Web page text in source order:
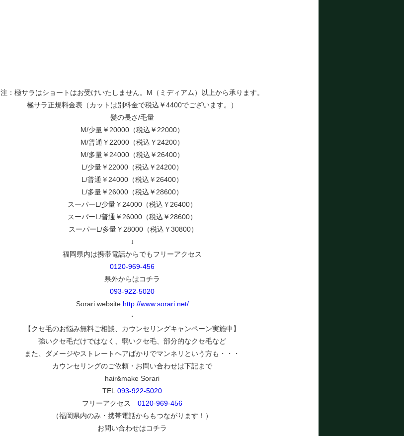
注：極サラはショートはお受けいたしません。M（ミディアム）以上から承ります。
極サラ正規料金表（カットは別料金で税込￥4400でございます。）
髪の長さ/毛量
M/少量￥20000（税込￥22000）
M/普通￥22000（税込￥24200）
M/多量￥24000（税込￥26400）
L/少量￥22000（税込￥24200）
L/普通￥24000（税込￥26400）
L/多量￥26000（税込￥28600）
スーパーL/少量￥24000（税込￥26400）
スーパーL/普通￥26000（税込￥28600）
スーパーL/多量￥28000（税込￥30800）
↓
福岡県内は携帯電話からでもフリーアクセス
0120-969-456
県外からはコチラ
093-922-5020
Sorari website http://www.sorari.net/
・
【クセ毛のお悩み無料ご相談、カウンセリングキャンペーン実施中】
強いクセ毛だけではなく、弱いクセ毛、部分的なクセ毛など
また、ダメージやストレートヘアばかりでマンネリという方も・・・
カウンセリングのご依頼・お問い合わせは下記まで
hair&make Sorari
TEL 093-922-5020
フリーアクセス 0120-969-456
（福岡県内のみ・携帯電話からもつながります！）
お問い合わせはコチラ